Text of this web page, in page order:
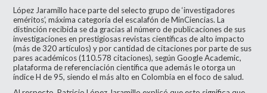
López Jaramillo hace parte del selecto grupo de ‘investigadores
eméritos’, máxima categoría del escalafón de MinCiencias. La
distinción recibida se da gracias al número de publicaciones de sus
investigaciones en prestigiosas revistas científicas de alto impacto
(más de 320 artículos) y por cantidad de citaciones por parte de sus
pares académicos (110.578 citaciones), según Google Academic,
plataforma de referenciación científica que además le otorga un
índice H de 95, siendo el más alto en Colombia en el foco de salud.